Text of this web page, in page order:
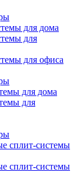
для дома
для
для офиса
для дома
для
сплит-системы
сплит-системы